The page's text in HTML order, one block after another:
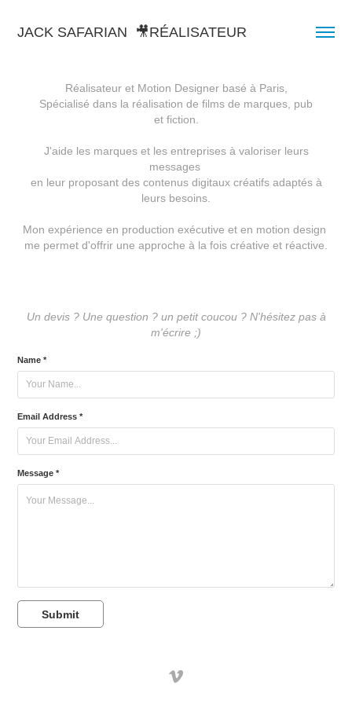
JACK SAFARIAN  🎥RÉALISATEUR
Réalisateur et Motion Designer basé à Paris,
Spécialisé dans la réalisation de films de marques, pub
et fiction.
J'aide les marques et les entreprises à valoriser leurs
messages
en leur proposant des contenus digitaux créatifs adaptés à
leurs besoins.
Mon expérience en production exécutive et en motion design
me permet d'offrir une approche à la fois créative et réactive.
Un devis ? Une question ? un petit coucou ? N'hésitez pas à
m'écrire ;)
Name *
Email Address *
Message *
Submit